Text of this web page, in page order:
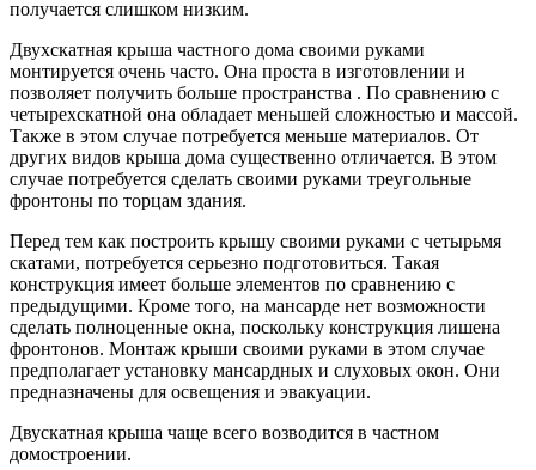
получается слишком низким.
Двухскатная крыша частного дома своими руками
монтируется очень часто. Она проста в изготовлении и
позволяет получить больше пространства . По сравнению с
четырехскатной она обладает меньшей сложностью и массой.
Также в этом случае потребуется меньше материалов. От
других видов крыша дома существенно отличается. В этом
случае потребуется сделать своими руками треугольные
фронтоны по торцам здания.
Перед тем как построить крышу своими руками с четырьмя
скатами, потребуется серьезно подготовиться. Такая
конструкция имеет больше элементов по сравнению с
предыдущими. Кроме того, на мансарде нет возможности
сделать полноценные окна, поскольку конструкция лишена
фронтонов. Монтаж крыши своими руками в этом случае
предполагает установку мансардных и слуховых окон. Они
предназначены для освещения и эвакуации.
Двускатная крыша чаще всего возводится в частном
домостроении.